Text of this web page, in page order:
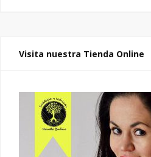
Visita nuestra Tienda Online